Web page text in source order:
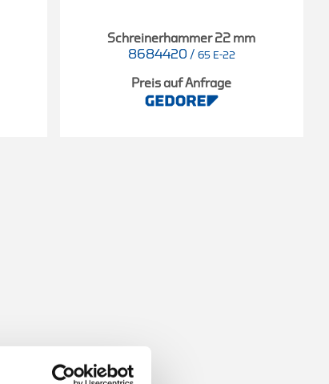
Schreinerhammer 22 mm
8684420 / 65 E-22
Preis auf Anfrage